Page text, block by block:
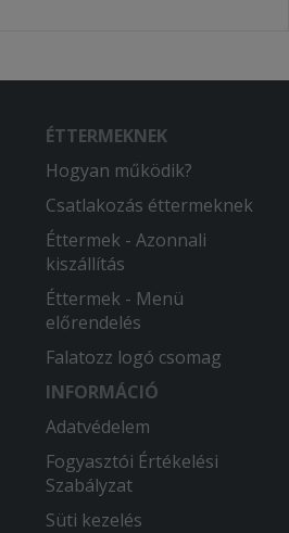
ÉTTERMEKNEK
Hogyan működik?
Csatlakozás éttermeknek
Éttermek - Azonnali
kiszállítás
Éttermek - Menü
előrendelés
Falatozz logó csomag
INFORMÁCIÓ
Adatvédelem
Fogyasztói Értékelési
Szabályzat
Süti kezelés